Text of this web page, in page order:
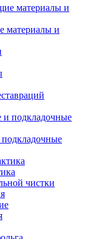
материалы и
чистки